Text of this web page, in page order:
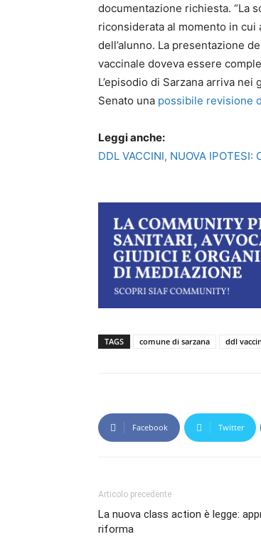
documentazione richiesta. “La
riconsiderata al momento in
dell’alunno. La presentazione
vaccinale doveva essere
L’episodio di Sarzana arriva
Senato una possibile revisione
Leggi anche:
DDL VACCINI, NUOVA IPOTESI:
TAGS comune di sarzana ddl
Facebook Twitter
Articolo precedente
La nuova class action è legge:
riforma